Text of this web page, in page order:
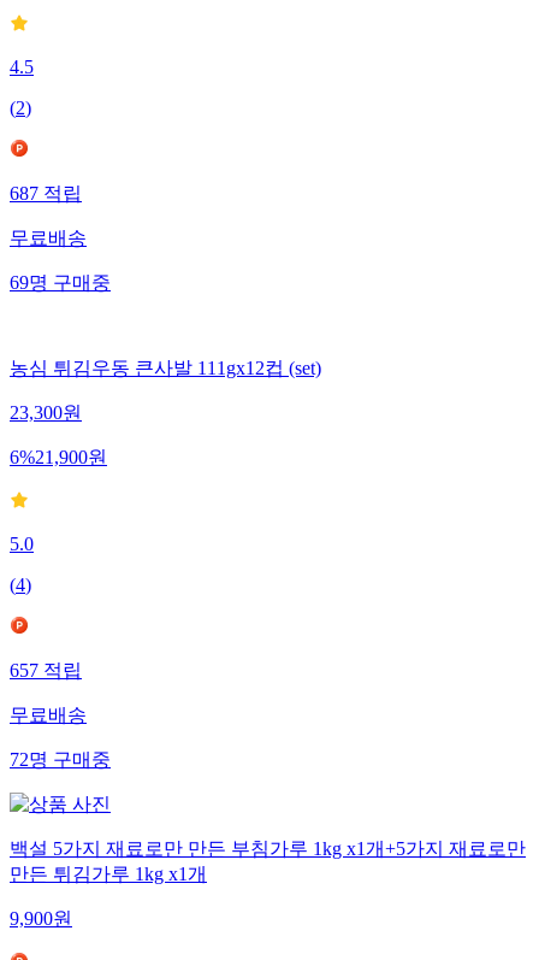
4.5
(2)
687적립
무료배송
69명구매중
농심 튀김우동 큰사발 111gx12컵 (set)
23,300원
6%21,900원
5.0
(4)
657적립
무료배송
72명구매중
백설 5가지 재료로만 만든 부침가루 1kg x1개+5가지 재료로만
만든 튀김가루 1kg x1개
9,900원